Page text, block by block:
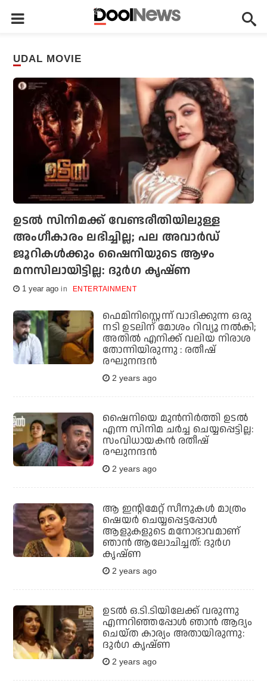
UDAL MOVIE
ഉടല്‍ സിനിമക്ക് വേണ്ടരീതിയിലുള്ള
അംഗീകാരം ലഭിച്ചില്ല; പല അവാര്‍ഡ്
ജൂറികള്‍ക്കും ഷൈനിയുടെ ആഴം
മനസിലായിട്ടില്ല: ദുര്‍ഗ കൃഷ്ണ
1 year ago ENTERTAINMENT
ഫെമിനിസ്റ്റെന്ന് വാദിക്കുന്ന ഒരു
നടി ഉടലിന് മോശം റിവ്യൂ നൽകി;
അതിൽ എനിക്ക് വലിയ നിരാശ
തോന്നിയിരുന്നു : രതീഷ്
രഘുനന്ദൻ
2 years ago
ഷൈനിയെ മുൻനിർത്തി ഉടൽ
എന്ന സിനിമ ചർച്ച ചെയ്യപ്പെട്ടില്ല:
സംവിധായകൻ രതീഷ്
രഘുനന്ദൻ
2 years ago
ആ ഇന്റിമേറ്റ് സീനുകൾ മാത്രം
ഷെയർ ചെയ്യപ്പെട്ടപ്പോൾ
ആളുകളുടെ മനോഭാവമാണ്
ഞാൻ ആലോചിച്ചത്: ദുർഗ
കൃഷ്ണ
2 years ago
ഉടൽ ഒ.ടി.ടിയിലേക്ക് വരുന്നു
എന്നറിഞ്ഞപ്പോൾ ഞാന്‍ ആദ്യം
ചെയ്ത കാര്യം അതായിരുന്നു:
ദുർഗ കൃഷ്ണ
2 years ago